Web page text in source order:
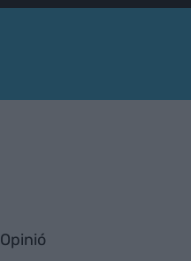
Opinió